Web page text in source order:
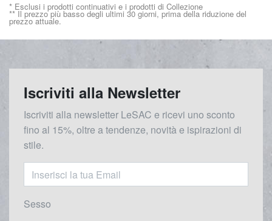
* Esclusi i prodotti continuativi e i prodotti di Collezione
** Il prezzo più basso degli ultimi 30 giorni, prima della riduzione del
prezzo attuale.
Iscriviti alla Newsletter
Iscriviti alla newsletter LeSAC e ricevi uno sconto
fino al 15%, oltre a tendenze, novità e ispirazioni di
stile.
Sesso